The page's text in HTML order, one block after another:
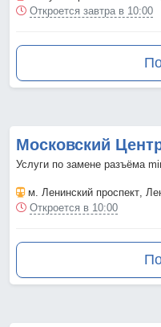
Откроется завтра в 10:00
Московский
Услуги по замене разъёма
м. Ленинский проспект,
Откроется в 10:00